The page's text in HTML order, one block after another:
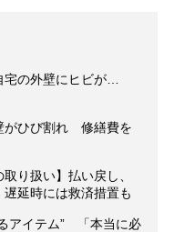
宅の外壁にヒビが…
がひび割れ 修繕費を
り扱い】払い戻し、
延時には救済措置も
アイテム” 「本当に必